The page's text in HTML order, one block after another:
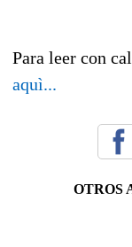
Para leer con
aquì...
OTROS